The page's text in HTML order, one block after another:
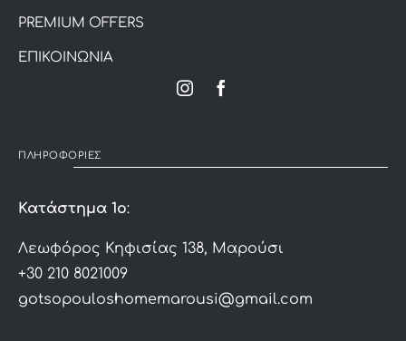
PREMIUM OFFERS
ΕΠΙΚΟΙΝΩΝΙΑ
ΠΛΗΡΟΦΟΡΙΕΣ
Κατάστημα 1ο:
Λεωφόρος Κηφισίας 138, Μαρούσι
+30 210 8021009
gotsopouloshomemarousi@gmail.com